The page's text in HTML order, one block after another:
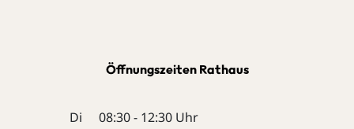
Öffnungszeiten Rathaus
Di
08:30 - 12:30 Uhr